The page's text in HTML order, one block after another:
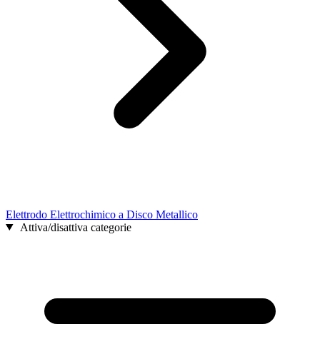
Elettrodo Elettrochimico a Disco Metallico
Attiva/disattiva categorie